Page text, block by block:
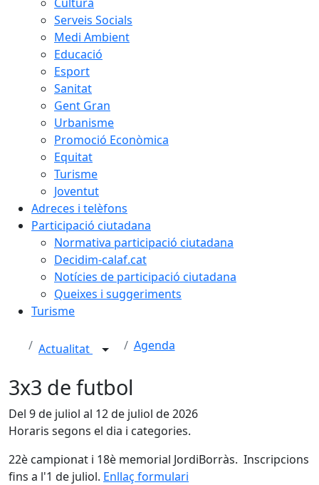
Serveis Socials
Medi Ambient
Educació
Esport
Sanitat
Gent Gran
Urbanisme
Promoció Econòmica
Equitat
Turisme
Joventut
Adreces i telèfons
Participació ciutadana
Normativa participació ciutadana
Decidim-calaf.cat
Notícies de participació ciutadana
Queixes i suggeriments
Turisme
Actualitat Agenda
3x3 de futbol
Del 9 de juliol al 12 de juliol de 2026
Horaris segons el dia i categories.
22è campionat i 18è memorial JordiBorràs. Inscripcions
fins a l'1 de juliol. Enllaç formulari